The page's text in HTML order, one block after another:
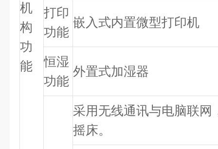
机
构
功
能
打印
功能
嵌入式内置微型打印机
恒湿
功能
外置式加湿器
采用无线通讯与电脑联网
摇床。